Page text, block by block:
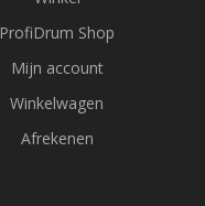
ProfiDrum Shop
Mijn account
Winkelwagen
Afrekenen